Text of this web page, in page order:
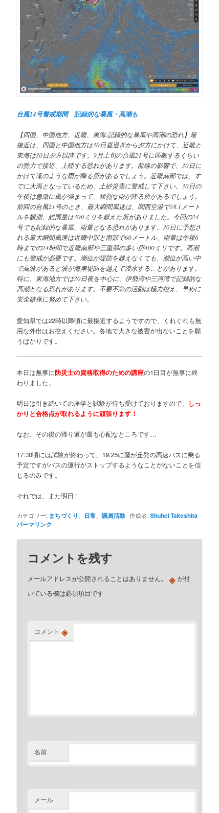
台風24号警戒期間 記録的な暴風・高潮も
【四国、中国地方、近畿、東海:記録的な暴風や高潮の恐れ】最
接近は、四国と中国地方は30日昼過ぎから夕方にかけて、近畿と
東海は30日夕方以降です。9月上旬の台風21号に匹敵するくらい
の勢力で接近、上陸する恐れがあります。前線の影響で、30日に
かけて滝のような雨が降る所があるでしょう。近畿南部では、す
でに大雨となっているため、土砂災害に警戒して下さい。30日の
午後は急激に風が強まって、猛烈な雨が降る所があるでしょう。
前回の台風21号のとき、最大瞬間風速は、関西空港で58.1メート
ルを観測、総雨量は300ミリを超えた所がありました。今回の24
号でも記録的な暴風、雨量となる恐れがあります。30日に予想さ
れる最大瞬間風速は近畿中部と南部で60メートル、雨量は午後6
時までの24時間で近畿南部や三重県の多い所400ミリです。高潮
にも警戒が必要です。潮位が堤防を越えなくても、潮位が高い中
で高波があると波が海岸堤防を越えて浸水することがあります。
特に、東海地方では30日夜を中心に、伊勢湾や三河湾で記録的な
高潮となる恐れがあります。不要不急の活動は極力控え、早めに
安全確保に努めて下さい。
愛知県では22時以降頃に最接近するようですので、くれぐれも無
用な外出はお控えください。各地で大きな被害が出ないことを願
うばかりです。
本日は無事に防災士の資格取得のための講座の1日目が無事に終
わりました。
明日は引き続いての座学と試験が待ち受けておりますので、
しっ
かりと合格点が取れるように頑張ります！
なお、その後の帰り道が最も心配なところです…
17:30頃には試験が終わって、19:25に藤が丘発の高速バスに乗る
予定ですがバスの運行がストップするようなことがないことを信
じるのみです。
それでは、また明日！
カテゴリー: まちづくり、 日常、議員活動 作成者:Shuhei Takeshita
パーマリンク
コメントを残す
メールアドレスが公開されることはありません。 ※ が付
いている欄は必須項目です
コメント ※
名前
メール